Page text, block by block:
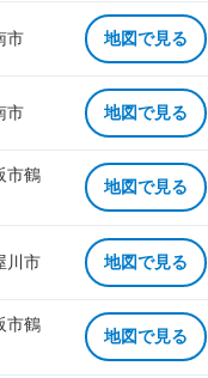
市 地図で見る
市 地図で見る
市鶴
地図で見る
川市 地図で見る
市鶴
地図で見る